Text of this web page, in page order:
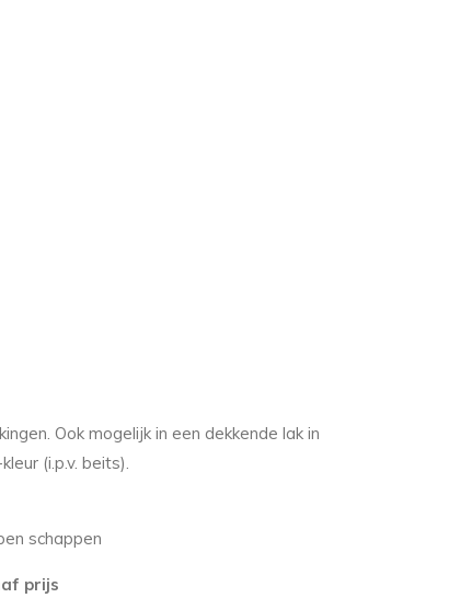
Ook mogelijk in een dekkende lak in
(i.p.v. beits).
schappen
prijs